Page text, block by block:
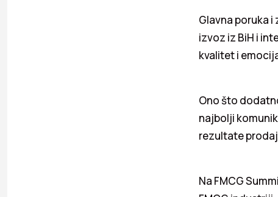
Glavna poruka
izvoz iz BiH i
kvalitet i
Ono što
najbolji
rezultate
Na FMCG